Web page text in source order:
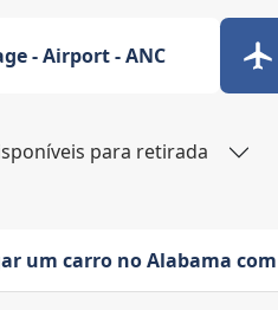
- Airport - ANC
para retirada
um carro no Alabama